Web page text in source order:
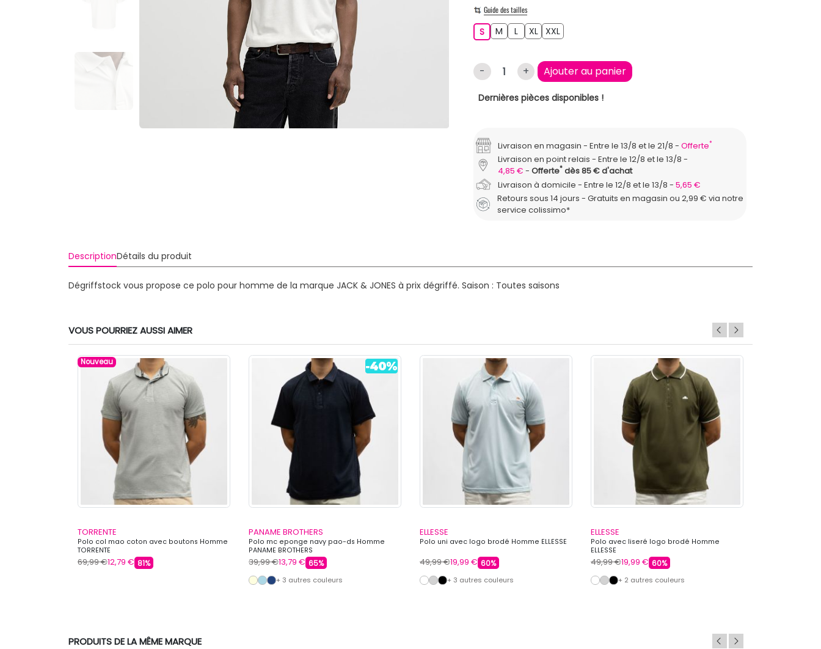
Guide des tailles
SS M LL XLXLXXLXXL
- + Ajouter au panier
Dernières pièces disponibles !
Livraison en magasin Entre le 13/8 et le 21/8 Offerte*
Livraison en point relais
Entre le 12/8 et le 13/8
4,85 €
Offerte*dès 85 € d'achat
Livraison à domicile
Entre le 12/8 et le 13/8
5,65 €
Retours sous 14 jours - Gratuits en magasin ou 2,99 € via notre
service colissimo*
DescriptionDétails du produit
Dégriffstock vous propose ce polo pour homme de la marque JACK & JONES à prix dégriffé. Saison : Toutes saisons
VOUS POURRIEZ AUSSI AIMER
Nouveau
TORRENTE
Polo col mao coton avec boutons Homme
TORRENTE
69,99 €12,79 € 81%
PANAME BROTHERS
Polo mc eponge navy pao-ds Homme
PANAME BROTHERS
39,99 €13,79 € 65%
+ 3 autres couleurs
ELLESSE
Polo uni avec logo brodé Homme ELLESSE
49,99 €19,99 € 60%
+ 3 autres couleurs
ELLESSE
Polo avec liseré logo brodé Homme
ELLESSE
49,99 €19,99 € 60%
+ 2 autres couleurs
PRODUITS DE LA MÊME MARQUE